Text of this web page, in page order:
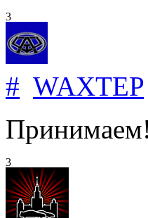
3
# WAXTEP
3